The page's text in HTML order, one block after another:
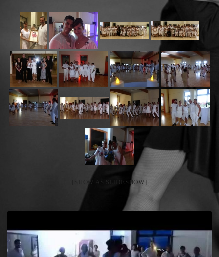
[SHOW AS SLIDESHOW]